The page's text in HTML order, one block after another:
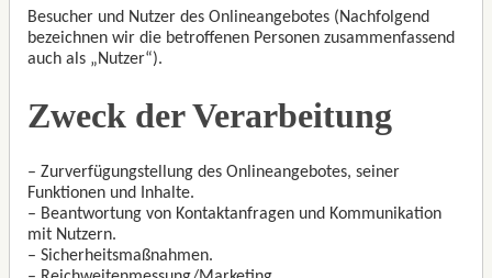
Besucher und Nutzer des Onlineangebotes (Nachfolgend
bezeichnen wir die betroffenen Personen zusammenfassend
auch als „Nutzer“).
Zweck der Verarbeitung
– Zurverfügungstellung des Onlineangebotes, seiner
Funktionen und Inhalte.
– Beantwortung von Kontaktanfragen und Kommunikation
mit Nutzern.
– Sicherheitsmaßnahmen.